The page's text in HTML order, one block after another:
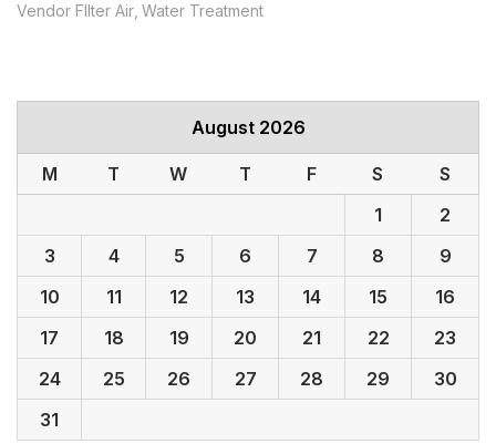
Vendor FIlter Air Water Treatment
August 2026
M T W T F S
S
1
2
3
4 5 6 7 8
9
10
11 12 13 14 15
16
17
18 19 20 21 22
23
24
25 26 27 28 29
30
31